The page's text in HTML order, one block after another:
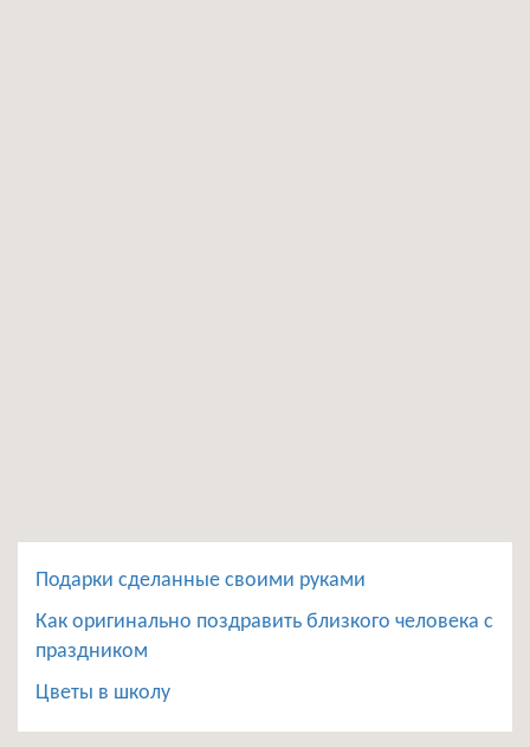
Подарки сделанные своими руками
Как оригинально поздравить близкого человека с
праздником
Цветы в школу